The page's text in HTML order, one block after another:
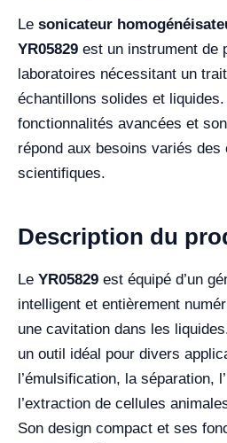
Le sonicateur
YR05829 est un instrument de
laboratoires nécessitant un
échantillons solides et
fonctionnalités avancées et
répond aux besoins variés des
scientifiques.
Description du
Le YR05829 est équipé d’un
intelligent et entièrement
une cavitation dans les
un outil idéal pour divers
l’émulsification, la séparation,
l’extraction de cellules
Son design compact et ses